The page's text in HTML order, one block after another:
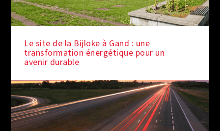
Le site de la Bijloke à Gand : une
transformation énergétique pour un
avenir durable